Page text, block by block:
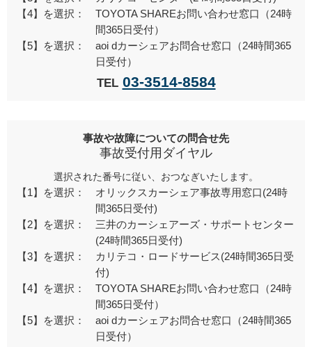
【4】を選択：
TOYOTA SHAREお問い合わせ窓口（24時
間365日受付）
【5】を選択：
aoi dカーシェアお問合せ窓口（24時間365
日受付）
TEL 03-3514-8584
事故や故障についての問合せ先
事故受付用ダイヤル
選択された番号に従い、おつなぎいたします。
【1】を選択：
オリックスカーシェア事故専用窓口(24時
間365日受付)
【2】を選択：
三井のカーシェアーズ・サポートセンター
(24時間365日受付)
【3】を選択：
カリテコ・ロードサービス(24時間365日受
付)
【4】を選択：
TOYOTA SHAREお問い合わせ窓口（24時
間365日受付）
【5】を選択：
aoi dカーシェアお問合せ窓口（24時間365
日受付）